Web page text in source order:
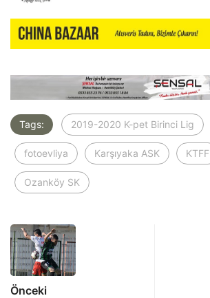
Tags: 2019-2020 K-pet Birinci Lig
fotoevliya Karşıyaka ASK KTFF
Ozanköy SK
Önceki